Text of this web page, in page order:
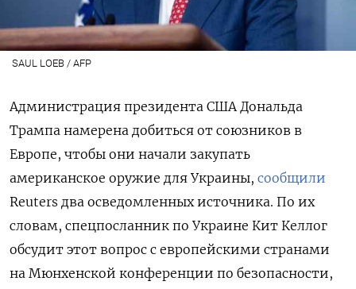
SAUL LOEB / AFP
Администрация президента США Дональда
Трампа намерена добиться от союзников в
Европе, чтобы они начали закупать
американское оружие для Украины, сообщили
Reuters два осведомленных источника. По их
словам, спецпосланник по Украине Кит Келлог
обсудит этот вопрос с европейскими странами
на Мюнхенской конференции по безопасности,